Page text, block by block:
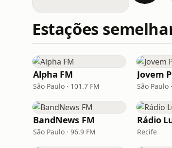
Estações
Alpha FM
São Paulo · 101.7 FM
Jovem
São Paulo
BandNews FM
São Paulo · 96.9 FM
Rádio
Recife